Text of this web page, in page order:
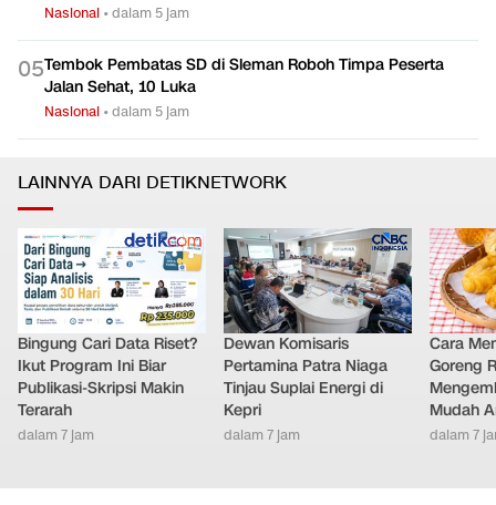
Nasional •dalam 5 jam
05Tembok Pembatas SD di Sleman Roboh Timpa Peserta
Jalan Sehat, 10 Luka
Nasional •dalam 5 jam
LAINNYA DARI DETIKNETWORK
Bingung Cari Data Riset?
Ikut Program Ini Biar
Publikasi-Skripsi Makin
Terarah
dalam 7 jam
Dewan Komisaris
Pertamina Patra Niaga
Tinjau Suplai Energi di
Kepri
dalam 7 jam
Cara
Goreng
Mudah
dalam 7